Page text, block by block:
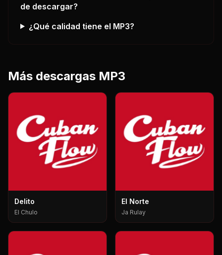
de descargar?
¿Qué calidad tiene el MP3?
Más descargas MP3
Delito
El Chulo
El Norte
Ja Rulay